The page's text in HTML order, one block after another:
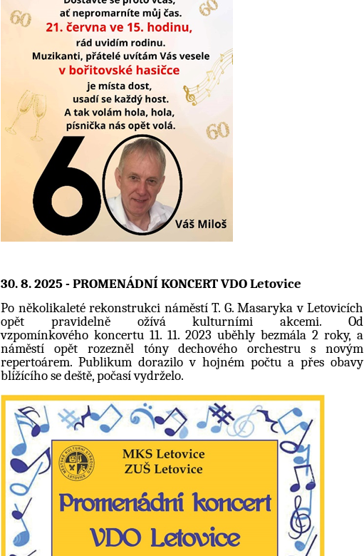
30. 8. 2025 - PROMENÁDNÍ KONCERT VDO Letovice
Po několikaleté rekonstrukci náměstí T. G. Masaryka v Letovicích
opět pravidelně ožívá kulturními akcemi. Od
vzpomínkového koncertu 11. 11. 2023 uběhly bezmála 2 roky, a
náměstí opět rozezněl tóny dechového orchestrus novým
repertoárem. Publikum dorazilo v hojném počtu a přes obavy
blížícího se deště, počasívydrželo.